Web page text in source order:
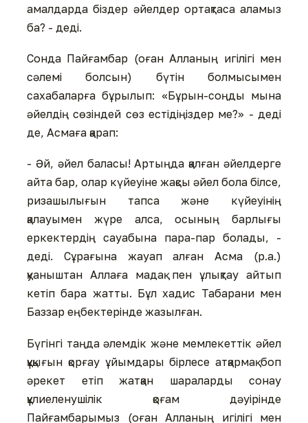
амалдарда біздер әйелдер ортақтаса аламыз
ба? - деді.
Сонда Пайғамбар (оған Алланың игілігі мен
сәлемі болсын) бүтін болмысымен
сахабаларға бұрылып: «Бұрын-соңды мына
әйелдің сөзіндей сөз естідіңіздер ме?» - деді
де, Асмаға қарап:
- Әй, әйел баласы! Артыңда қалған әйелдерге
айта бар, олар күйеуіне жақсы әйел бола білсе,
ризашылығын тапса және күйеуінің
қалауымен жүре алса, осының барлығы
еркектердің сауабына пара-пар болады, -
деді. Сұрағына жауап алған Асма (р.а.)
қуаныштан Аллаға мадақ пен ұлықтау айтып
кетіп бара жатты. Бұл хадис Табарани мен
Баззар еңбектерінде жазылған.
Бүгінгі таңда әлемдік және мемлекеттік әйел
құқығын қорғау ұйымдары бірлесе атқармақ боп
әрекет етіп жатқан шараларды сонау
құлиеленушілік қоғам дәуірінде
Пайғамбарымыз (оған Алланың игілігі мен